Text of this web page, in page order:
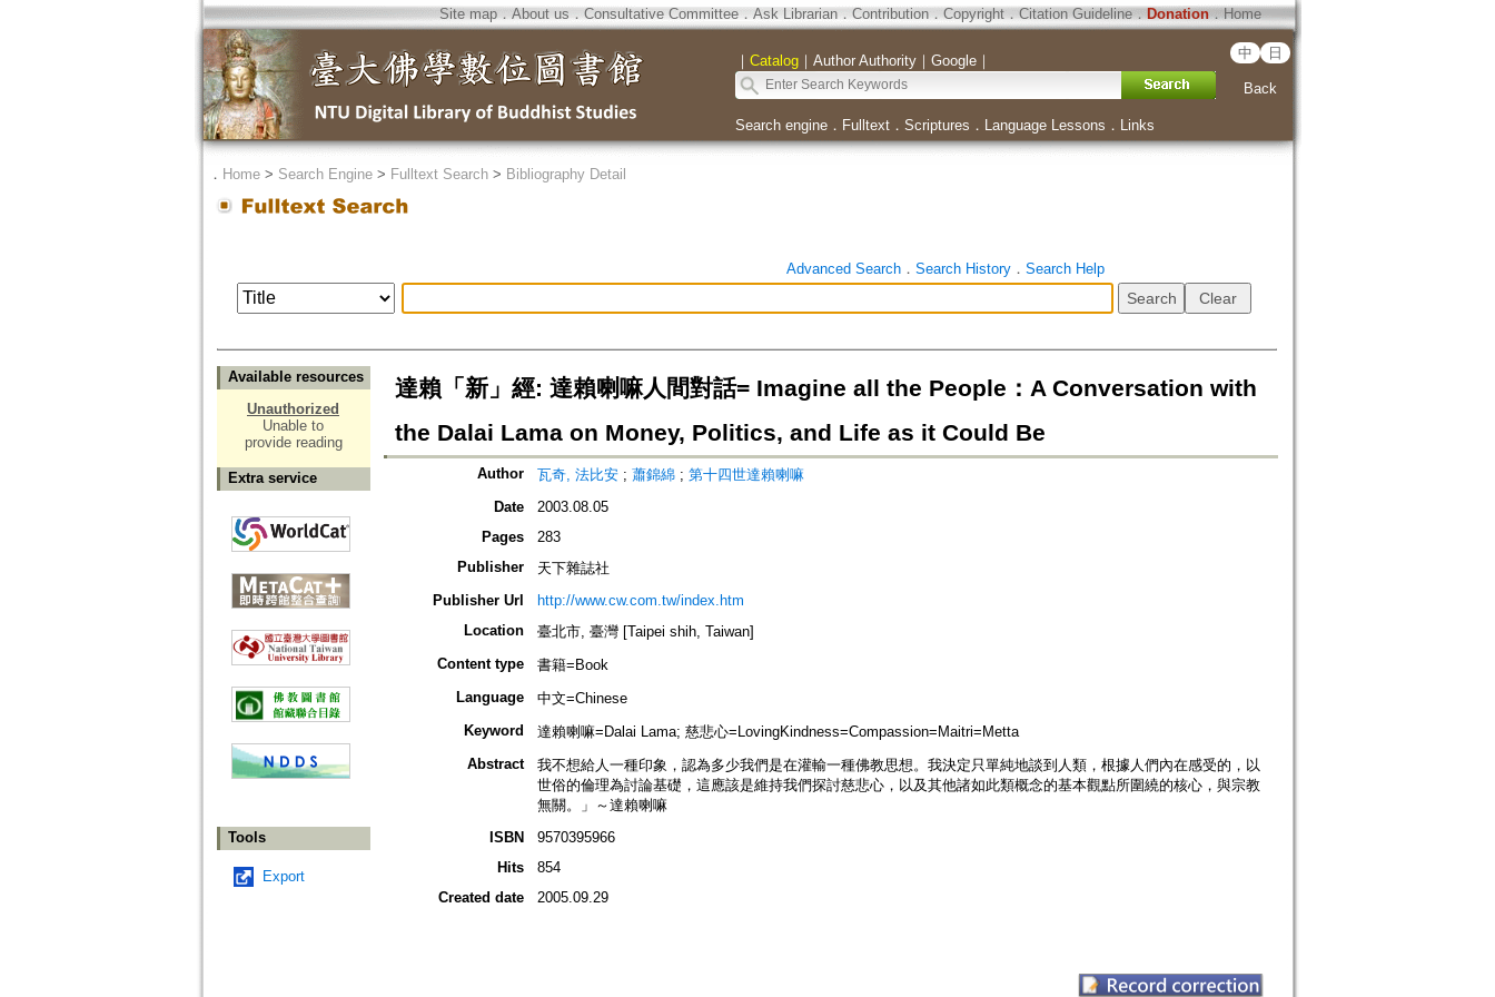
Site map．About us ． Consultative Committee． Ask Librarian． Contribution．Copyright．Citation Guideline． Donation．Home
｜ Catalog｜ Author Authority｜ Google｜ 中 日
Back
Search engine． Fulltext． Scriptures ． Language Lessons ． Links
． Home> Search Engine> Fulltext Search> Bibliography Detail
Advanced Search． Search History． Search Help
Available resources
Unauthorized
Unable to
provide reading
Extra service
Tools
Export
達賴「新」經: 達賴喇嘛人間對話= Imagine all the People：A Conversation with
the Dalai Lama on Money, Politics, and Life as it Could Be
Author 瓦奇, 法比安 ; 蕭錦綿 ; 第十四世達賴喇嘛
Date
2003.08.05
Pages
283
Publisher
天下雜誌社
Publisher Url
http://www.cw.com.tw/index.htm
Location
臺北市, 臺灣 [Taipei shih, Taiwan]
Content type
書籍=Book
Language
中文=Chinese
Keyword
達賴喇嘛=Dalai Lama; 慈悲心=LovingKindness=Compassion=Maitri=Metta
Abstract
我不想給人一種印象，認為多少我們是在灌輸一種佛教思想。我決定只單純地談到人類，根據人們內在感受的，以
世俗的倫理為討論基礎，這應該是維持我們探討慈悲心，以及其他諸如此類概念的基本觀點所圍繞的核心，與宗教
無關。」～達賴喇嘛
ISBN
9570395966
Hits
854
Created date
2005.09.29